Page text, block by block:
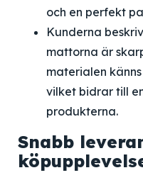
och en perfekt
Kunderna
mattorna är
materialen
vilket bidrar till
produkterna.
Snabb